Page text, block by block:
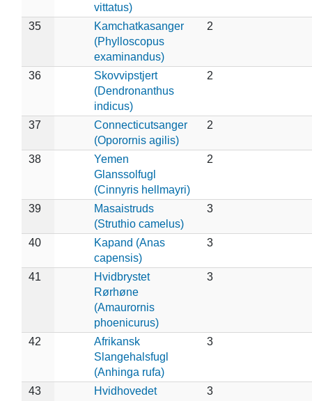
vittatus)
35
Kamchatkasanger
(Phylloscopus
examinandus)
2
36
Skovvipstjert
(Dendronanthus
indicus)
2
37
Connecticutsanger
(Oporornis agilis)
2
38
Yemen
Glanssolfugl
(Cinnyris hellmayri)
2
39
Masaistruds
(Struthio camelus)
3
40
Kapand (Anas
capensis)
3
41
Hvidbrystet
Rørhøne
(Amaurornis
phoenicurus)
3
42
Afrikansk
Slangehalsfugl
(Anhinga rufa)
3
43
Hvidhovedet
3